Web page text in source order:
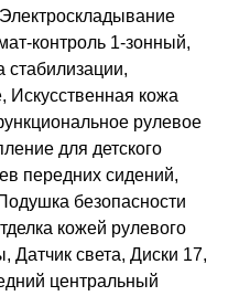
контроль 1-зонный,
стабилизации,
Искусственная кожа
рулевое
для детского
передних сидений,
безопасности
кожей рулевого
света, Диски 17,
центральный